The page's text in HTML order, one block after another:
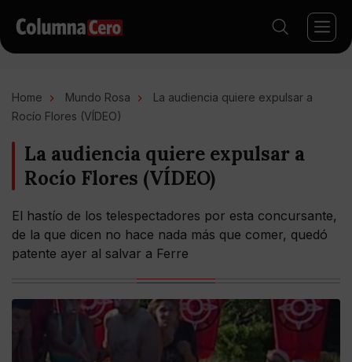
Home Mundo Rosa
La audiencia quiere expulsar a
Rocío Flores (VÍDEO)
La audiencia quiere expulsar a
Rocío Flores (VÍDEO)
El hastío de los telespectadores por esta concursante,
de la que dicen no hace nada más que comer, quedó
patente ayer al salvar a Ferre